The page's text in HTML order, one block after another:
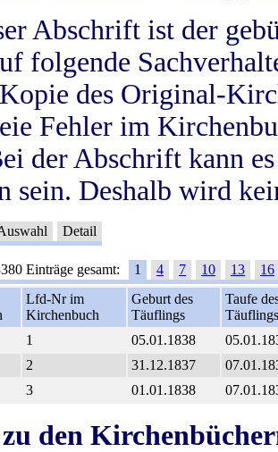
Abschrift ist der
folgende
des Original-
Fehler im
der Abschrift kann
sein. Deshalb wird
Detail
Einträge gesamt: 1 4 7 10 13
16
Lfd-Nr im
Kirchenbuch
Geburt des
Täuflings
Taufe
Täuflings
1 05.01.1838
2 31.12.1837
3 01.01.1838
den